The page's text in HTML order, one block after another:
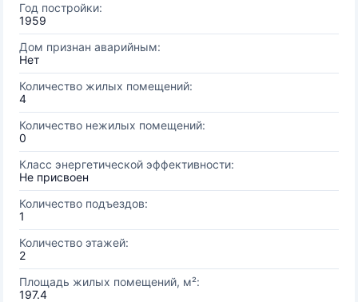
Год постройки:
1959
Дом признан аварийным:
Нет
Количество жилых помещений:
4
Количество нежилых помещений:
0
Класс энергетической эффективности:
Не присвоен
Количество подъездов:
1
Количество этажей:
2
Площадь жилых помещений, м²:
197.4